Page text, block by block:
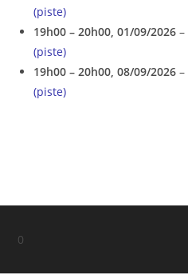
(piste)
19h00 – 20h00,01/09/2026 –
(piste)
19h00 – 20h00,08/09/2026 –
(piste)
0